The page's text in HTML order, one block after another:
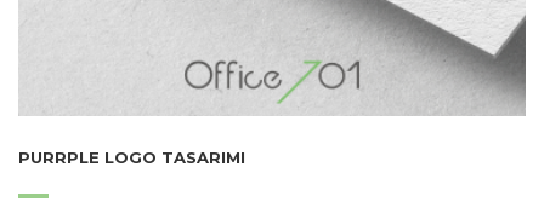
PURRPLE LOGO TASARIMI